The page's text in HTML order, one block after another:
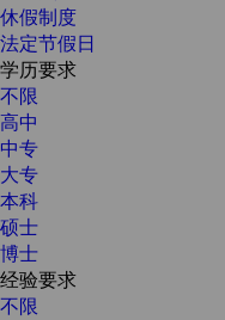
休假制度
法定节假日
学历要求
不限
高中
中专
大专
本科
硕士
博士
经验要求
不限